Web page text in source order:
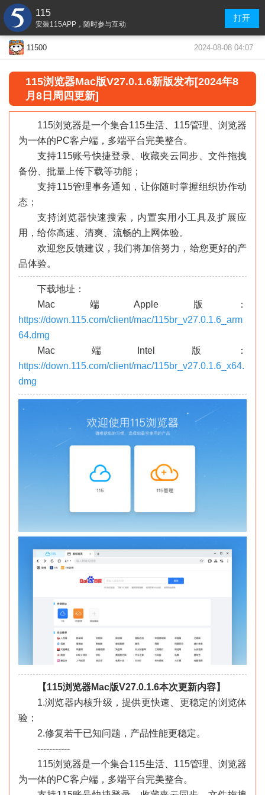
115
安装115APP，随时参与互动
打开
11500 2024-08-08 04:07
115浏览器Mac版V27.0.1.6新版发布[2024年8
月8日周四更新]
115浏览器是一个集合115生活、115管理、浏览器
为一体的PC客户端，多端平台完美整合。
支持115账号快捷登录、收藏夹云同步、文件拖拽
备份、批量上传下载等功能；
支持115管理事务通知，让你随时掌握组织协作动
态；
支持浏览器快速搜索，内置实用小工具及扩展应
用，给你高速、清爽、流畅的上网体验。
欢迎您反馈建议，我们将加倍努力，给您更好的产
品体验。
下载地址：
Mac端Apple版：
https://down.115.com/client/mac/115br_v27.0.1.6_arm
64.dmg
Mac端Intel版：
https://down.115.com/client/mac/115br_v27.0.1.6_x64.
dmg
【115浏览器Mac版V27.0.1.6本次更新内容】
1.浏览器内核升级，提供更快速、更稳定的浏览体
验；
2.修复若干已知问题，产品性能更稳定。
-----------
115浏览器是一个集合115生活、115管理、浏览器
为一体的PC客户端，多端平台完美整合。